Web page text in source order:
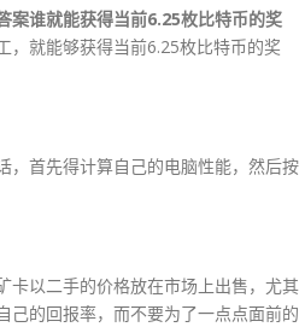
案谁就能获得当前6.25枚比特币的奖
，就能够获得当前6.25枚比特币的奖
，首先得计算自己的电脑性能，然后按
卡以二手的价格放在市场上出售，尤其
己的回报率，而不要为了一点点面前的